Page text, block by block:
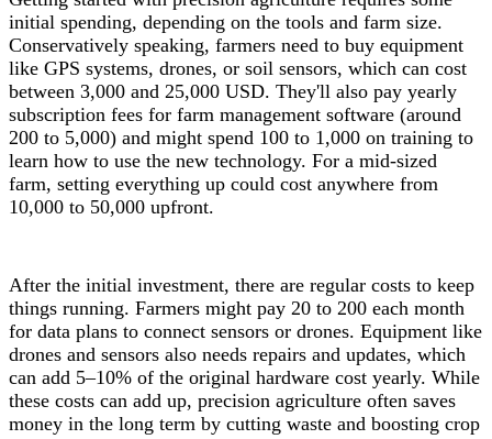
initial spending, depending on the tools and farm size.
Conservatively speaking, farmers need to buy equipment
like GPS systems, drones, or soil sensors, which can cost
between 3,000 and 25,000 USD. They'll also pay yearly
subscription fees for farm management software (around
200 to 5,000) and might spend 100 to 1,000 on training to
learn how to use the new technology. For a mid-sized
farm, setting everything up could cost anywhere from
10,000 to 50,000 upfront.
After the initial investment, there are regular costs to keep
things running. Farmers might pay 20 to 200 each month
for data plans to connect sensors or drones. Equipment like
drones and sensors also needs repairs and updates, which
can add 5–10% of the original hardware cost yearly. While
these costs can add up, precision agriculture often saves
money in the long term by cutting waste and boosting crop